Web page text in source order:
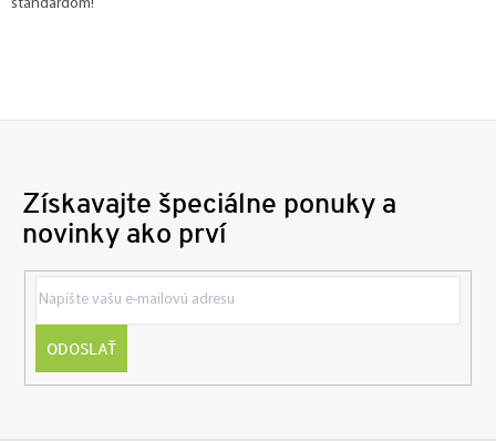
štandardom!
Získavajte špeciálne ponuky a
novinky ako prví
ODOSLAŤ